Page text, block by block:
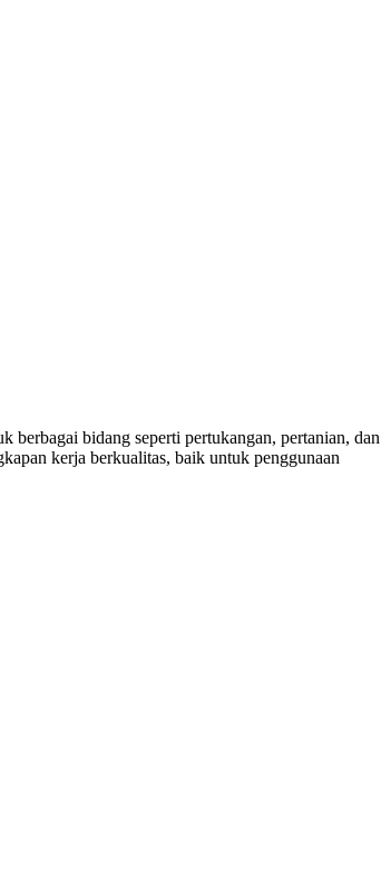
berbagai bidang seperti pertukangan, pertanian, dan
kerja berkualitas, baik untuk penggunaan